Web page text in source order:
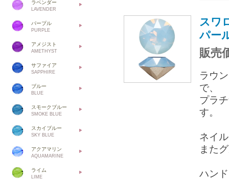
ラベンダー
LAVENDER
パープル
PURPLE
アメジスト
AMETHYST
サファイア
SAPPHIRE
ブルー
BLUE
スモークブルー
SMOKE BLUE
スカイブルー
SKY BLUE
アクアマリン
AQUAMARINE
ライム
LIME
スワ
パー
販売
ラウ
で、
プラ
す。
ネイ
また
ハン